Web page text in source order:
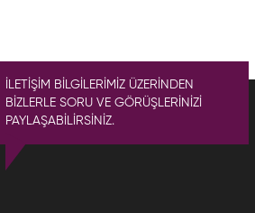
İLETİŞİM BİLGİLERİMİZ ÜZERİNDEN
BİZLERLE SORU VE GÖRÜŞLERİNİZİ
PAYLAŞABİLİRSİNİZ.